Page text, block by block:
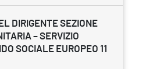
DIRIGENTE SEZIONE
– SERVIZIO
SOCIALE EUROPEO 11